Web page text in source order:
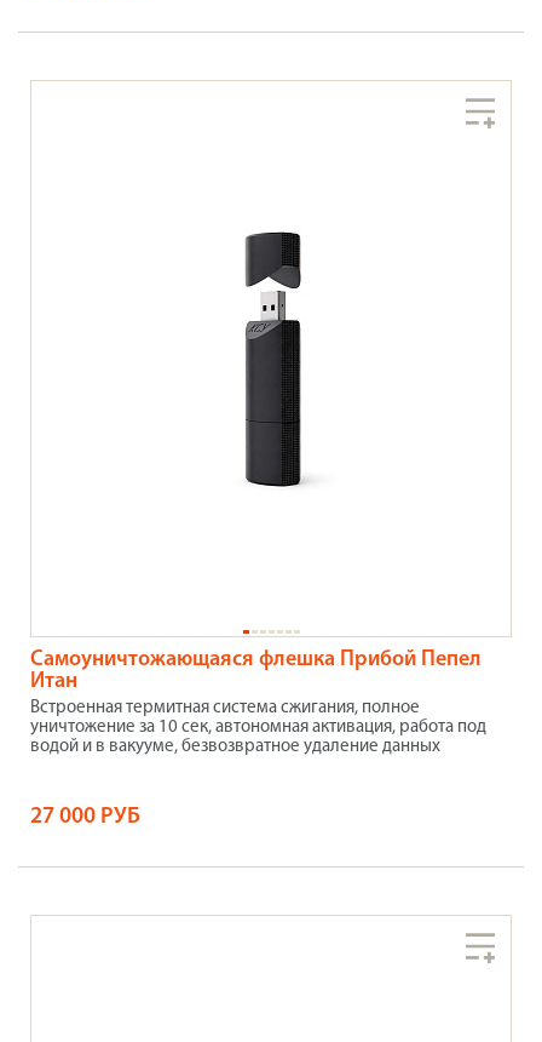
Самоуничтожающаяся флешка Прибой Пепел
Итан
Встроенная термитная система сжигания, полное
уничтожение за 10 сек, автономная активация, работа под
водой и в вакууме, безвозвратное удаление данных
27 000 РУБ